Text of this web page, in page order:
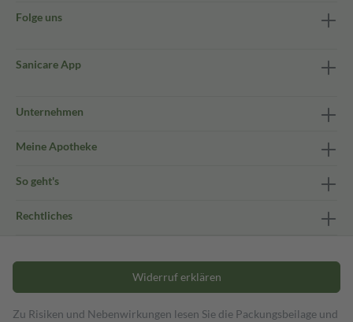
Folge uns
Sanicare App
Unternehmen
Meine Apotheke
So geht's
Rechtliches
Widerruf erklären
Zu Risiken und Nebenwirkungen lesen Sie die Packungsbeilage und